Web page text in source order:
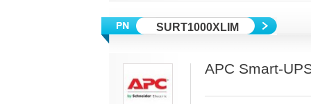
SURT1000XLIM
APC Smart-